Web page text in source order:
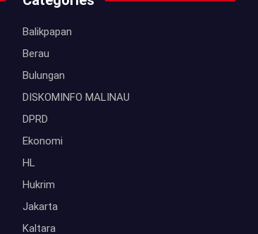
Balikpapan
Berau
Bulungan
DISKOMINFO MALINAU
DPRD
Ekonomi
HL
Hukrim
Jakarta
Kaltara